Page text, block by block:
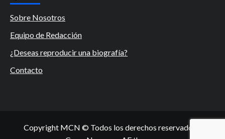
Sobre Nosotros
Equipo de Redacción
¿Deseas reproducir una biografía?
Contacto
Copyright MCN © Todos los derechos reservados.